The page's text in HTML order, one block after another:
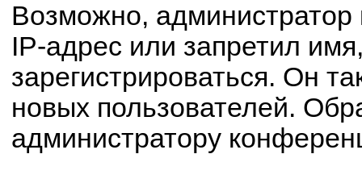
Возможно,
IP-адрес или запретил
зарегистрироваться. Он
новых пользователей.
администратору